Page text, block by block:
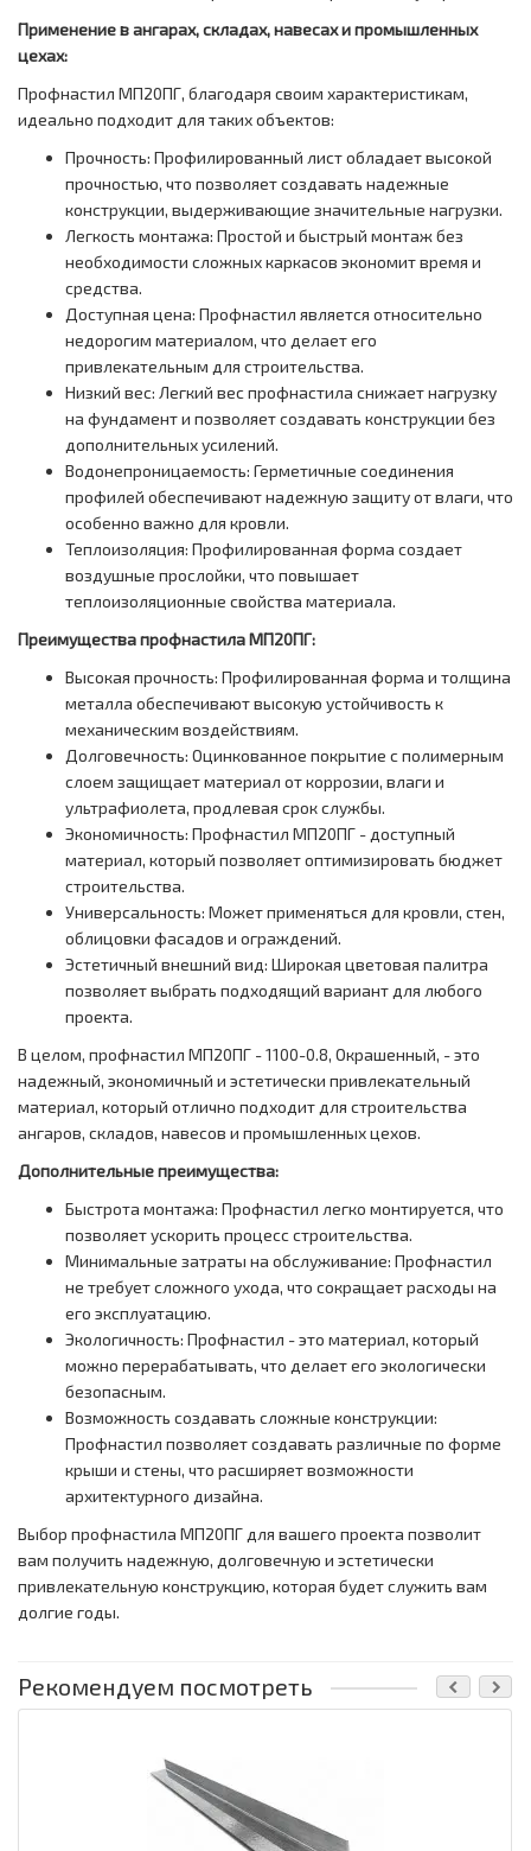
Применение в ангарах, складах, навесах и промышленных
цехах:
Профнастил МП20ПГ, благодаря своим характеристикам,
идеально подходит для таких объектов:
Прочность: Профилированный лист обладает высокой
прочностью, что позволяет создавать надежные
конструкции, выдерживающие значительные нагрузки.
Легкость монтажа: Простой и быстрый монтаж без
необходимости сложных каркасов экономит время и
средства.
Доступная цена: Профнастил является относительно
недорогим материалом, что делает его
привлекательным для строительства.
Низкий вес: Легкий вес профнастила снижает нагрузку
на фундамент и позволяет создавать конструкции без
дополнительных усилений.
Водонепроницаемость: Герметичные соединения
профилей обеспечивают надежную защиту от влаги, что
особенно важно для кровли.
Теплоизоляция: Профилированная форма создает
воздушные прослойки, что повышает
теплоизоляционные свойства материала.
Преимущества профнастила МП20ПГ:
Высокая прочность: Профилированная форма и толщина
металла обеспечивают высокую устойчивость к
механическим воздействиям.
Долговечность: Оцинкованное покрытие с полимерным
слоем защищает материал от коррозии, влаги и
ультрафиолета, продлевая срок службы.
Экономичность: Профнастил МП20ПГ - доступный
материал, который позволяет оптимизировать бюджет
строительства.
Универсальность: Может применяться для кровли, стен,
облицовки фасадов и ограждений.
Эстетичный внешний вид: Широкая цветовая палитра
позволяет выбрать подходящий вариант для любого
проекта.
В целом, профнастил МП20ПГ - 1100-0.8, Окрашенный, - это
надежный, экономичный и эстетически привлекательный
материал, который отлично подходит для строительства
ангаров, складов, навесов и промышленных цехов.
Дополнительные преимущества:
Быстрота монтажа: Профнастил легко монтируется, что
позволяет ускорить процесс строительства.
Минимальные затраты на обслуживание: Профнастил
не требует сложного ухода, что сокращает расходы на
его эксплуатацию.
Экологичность: Профнастил - это материал, который
можно перерабатывать, что делает его экологически
безопасным.
Возможность создавать сложные конструкции:
Профнастил позволяет создавать различные по форме
крыши и стены, что расширяет возможности
архитектурного дизайна.
Выбор профнастила МП20ПГ для вашего проекта позволит
вам получить надежную, долговечную и эстетически
привлекательную конструкцию, которая будет служить вам
долгие годы.
Рекомендуем посмотреть